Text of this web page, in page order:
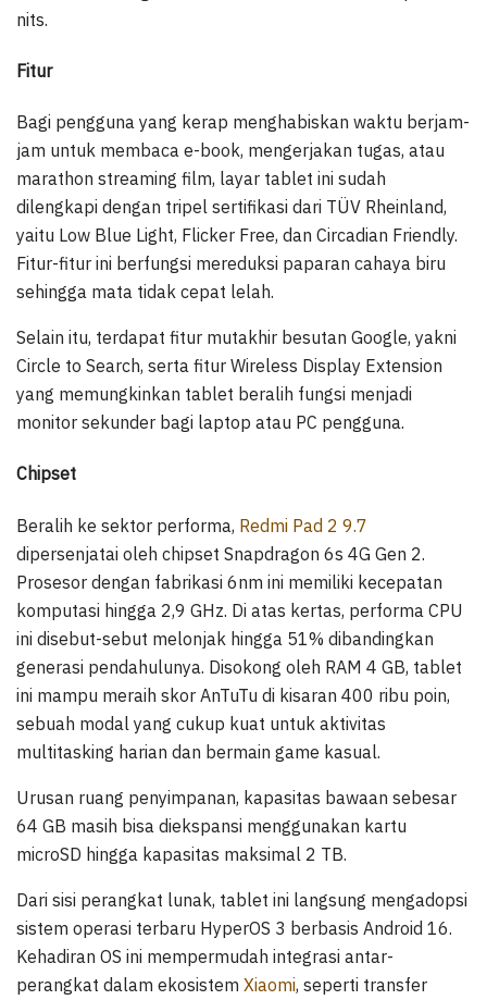
nits.
Fitur
Bagi pengguna yang kerap menghabiskan waktu berjam-
jam untuk membaca e-book, mengerjakan tugas, atau
marathon streaming film, layar tablet ini sudah
dilengkapi dengan tripel sertifikasi dari TÜV Rheinland,
yaitu Low Blue Light, Flicker Free, dan Circadian Friendly.
Fitur-fitur ini berfungsi mereduksi paparan cahaya biru
sehingga mata tidak cepat lelah.
Selain itu, terdapat fitur mutakhir besutan Google, yakni
Circle to Search, serta fitur Wireless Display Extension
yang memungkinkan tablet beralih fungsi menjadi
monitor sekunder bagi laptop atau PC pengguna.
Chipset
Beralih ke sektor performa, Redmi Pad 2 9.7
dipersenjatai oleh chipset Snapdragon 6s 4G Gen 2.
Prosesor dengan fabrikasi 6nm ini memiliki kecepatan
komputasi hingga 2,9 GHz. Di atas kertas, performa CPU
ini disebut-sebut melonjak hingga 51% dibandingkan
generasi pendahulunya. Disokong oleh RAM 4 GB, tablet
ini mampu meraih skor AnTuTu di kisaran 400 ribu poin,
sebuah modal yang cukup kuat untuk aktivitas
multitasking harian dan bermain game kasual.
Urusan ruang penyimpanan, kapasitas bawaan sebesar
64 GB masih bisa diekspansi menggunakan kartu
microSD hingga kapasitas maksimal 2 TB.
Dari sisi perangkat lunak, tablet ini langsung mengadopsi
sistem operasi terbaru HyperOS 3 berbasis Android 16.
Kehadiran OS ini mempermudah integrasi antar-
perangkat dalam ekosistem Xiaomi, seperti transfer